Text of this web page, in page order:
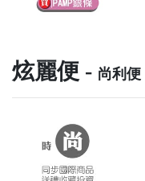
炫麗便 - 尚利便